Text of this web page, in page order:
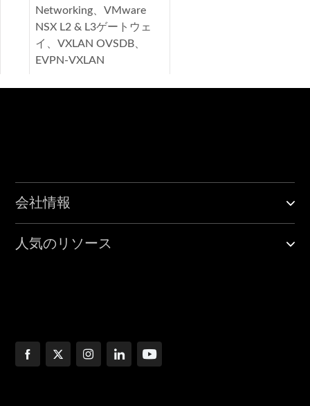
Networking、VMware
NSX L2 & L3ゲートウェ
イ、VXLAN OVSDB、
EVPN-VXLAN
会社情報
人気のリソース